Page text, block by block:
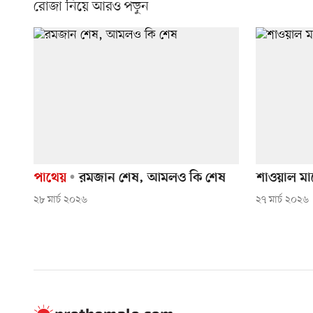
রোজা নিয়ে আরও পড়ুন
পাথেয় রমজান শেষ, আমলও কি শেষ
২৮ মার্চ ২০২৬
শাওয়াল
২৭ মার্চ ২০২৬